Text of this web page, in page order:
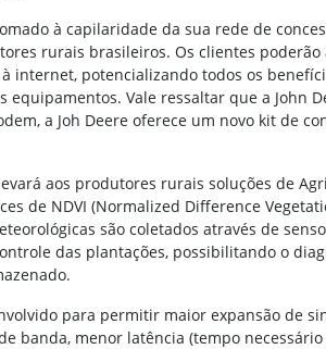
à capilaridade da sua rede de
rurais brasileiros. Os clientes
internet, potencializando todos os
Vale ressaltar que a John
a Joh Deere oferece um novo kit de
aos produtores rurais soluções de
de NDVI (Normalized Difference
são coletados através de
das plantações, possibilitando o
para permitir maior expansão de
banda, menor latência (tempo